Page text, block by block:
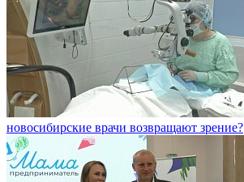
новосибирские врачи возвращают зрение?